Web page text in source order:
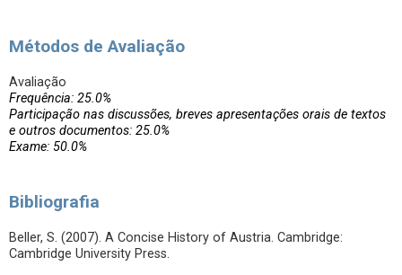
Métodos de Avaliação
Avaliação
Frequência: 25.0%
Participação nas discussões, breves apresentações orais de textos
e outros documentos: 25.0%
Exame: 50.0%
Bibliografia
Beller, S. (2007). A Concise History of Austria. Cambridge:
Cambridge University Press.